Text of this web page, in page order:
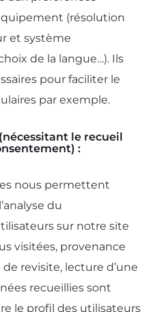
(résolution
et système
de la langue…). Ils
pour faciliter le
par exemple.
le recueil
:
nous permettent
du
sur notre site
visitées, provenance
revisite, lecture d’une
recueillies sont
le profil des utilisateurs